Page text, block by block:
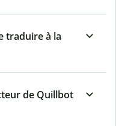
traduire à la
de Quillbot